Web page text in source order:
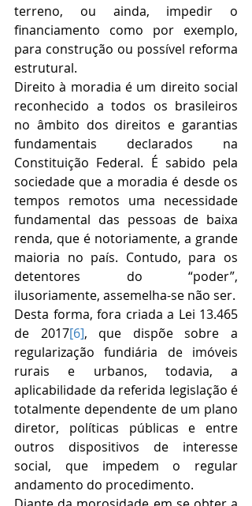
terreno, ou ainda, impedir o
financiamento como por exemplo,
para construção ou possível reforma
estrutural.
Direito à moradia é um direito social
reconhecido a todos os brasileiros
no âmbito dos direitos e garantias
fundamentais declarados na
Constituição Federal. É sabido pela
sociedade que a moradia é desde os
tempos remotos uma necessidade
fundamental das pessoas de baixa
renda, que é notoriamente, a grande
maioria no país. Contudo, para os
detentores do “poder”,
ilusoriamente, assemelha-se não ser.
Desta forma, fora criada a Lei 13.465
de 2017[6], que dispõe sobre a
regularização fundiária de imóveis
rurais e urbanos, todavia, a
aplicabilidade da referida legislação é
totalmente dependente de um plano
diretor, políticas públicas e entre
outros dispositivos de interesse
social, que impedem o regular
andamento do procedimento.